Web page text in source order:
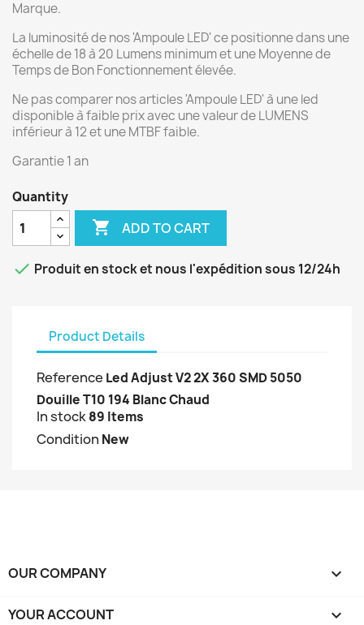
Marque.
La luminosité de nos 'Ampoule LED' ce positionne dans une
échelle de 18 à 20 Lumens minimum et une Moyenne de
Temps de Bon Fonctionnement élevée.
Ne pas comparer nos articles 'Ampoule LED' à une led
disponible à faible prix avec une valeur de LUMENS
inférieur à 12 et une MTBF faible.
Garantie 1 an
Quantity
 ADD TO CART
 Produit en stock et nous l'expédition sous 12/24h
Product Details
Reference Led Adjust V2 2X 360 SMD 5050
Douille T10 194 Blanc Chaud
In stock89 Items
Condition New
OUR COMPANY 
YOUR ACCOUNT 